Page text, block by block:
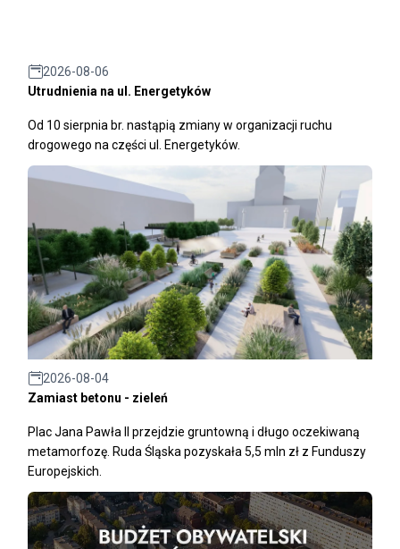
2026-08-06
Utrudnienia na ul. Energetyków
Od 10 sierpnia br. nastąpią zmiany w organizacji ruchu
drogowego na części ul. Energetyków.
2026-08-04
Zamiast betonu - zieleń
Plac Jana Pawła II przejdzie gruntowną i długo oczekiwaną
metamorfozę. Ruda Śląska pozyskała 5,5 mln zł z Funduszy
Europejskich.